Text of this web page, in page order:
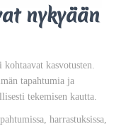
nykyään
kasvotusten.
tapahtumia ja
tekemisen kautta.
harrastuksissa,